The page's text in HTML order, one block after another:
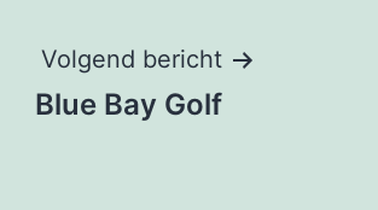
Volgend bericht
Blue Bay Golf